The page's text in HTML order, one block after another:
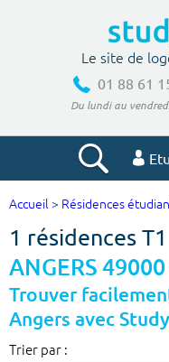
Le site de
01 88 61
Du lundi au
Ville, école
Accueil > Résidences
1 résidences
ANGERS 49000
Trouver
Angers avec
Trier par :